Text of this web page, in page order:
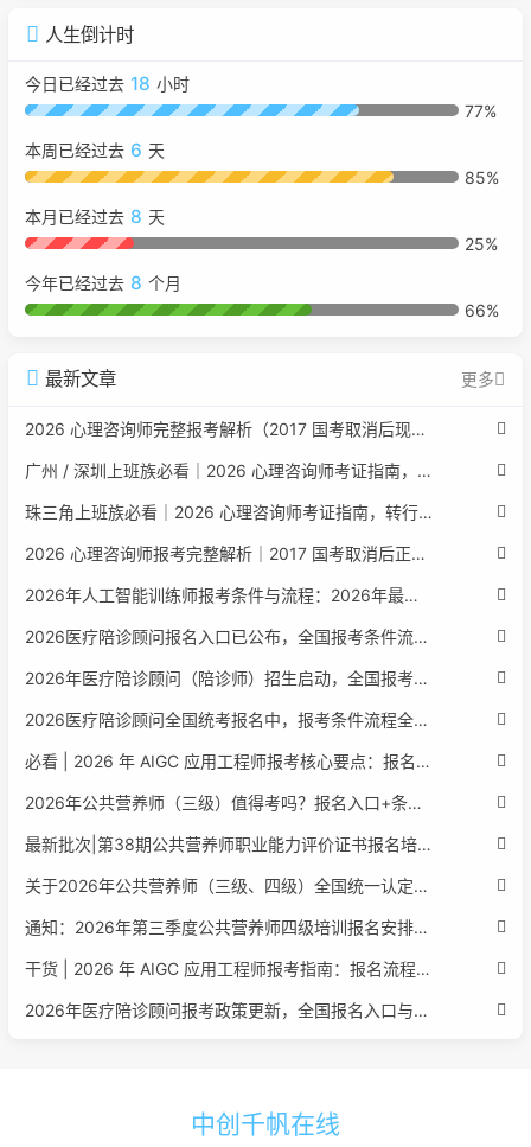
人生倒计时
今日已经过去 18 小时
77%
本周已经过去 6 天
85%
本月已经过去 8 天
25%
今年已经过去 8 个月
66%
最新文章 更多
2026 心理咨询师完整报考解析（2017 国考取消后现行权威体系 + 避坑全指南）
广州 / 深圳上班族必看｜2026 心理咨询师考证指南，转行副业、情绪疏导双收益
珠三角上班族必看｜2026 心理咨询师考证指南，转行副业、情绪疏导双收益
2026 心理咨询师报考完整解析｜2017 国考取消后正规报考标准、流程避坑指南
2026年人工智能训练师报考条件与流程：2026年最新官方要求全面解读
2026医疗陪诊顾问报名入口已公布，全国报考条件流程政策全解析
2026年医疗陪诊顾问（陪诊师）招生启动，全国报考指南附报名官网
2026医疗陪诊顾问全国统考报名中，报考条件流程全攻略附报名入口
必看 | 2026 年 AIGC 应用工程师报考核心要点：报名费用、官网可查、行业认可度、补考规则全盘点
2026年公共营养师（三级）值得考吗？报名入口+条件+证书用途
最新批次|第38期公共营养师职业能力评价证书报名培训通知
关于2026年公共营养师（三级、四级）全国统一认定报名的服务通知
通知：2026年第三季度公共营养师四级培训报名安排正式发布
干货 | 2026 年 AIGC 应用工程师报考指南：报名流程、学历要求、培训课程、就业方向全梳理
2026年医疗陪诊顾问报考政策更新，全国报名入口与报考指南全同步
中创千帆在线